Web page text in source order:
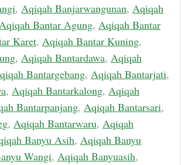
, Aqiqah Banjarwangunan, Aqiqah
Bantar Agung, Aqiqah Bantar
Karet, Aqiqah Bantar Kuning,
, Aqiqah Bantardawa, Aqiqah
Bantargebang, Aqiqah Bantarjati,
, Aqiqah Bantarkalong, Aqiqah
Bantarpanjang, Aqiqah Bantarsari,
, Aqiqah Bantarwaru, Aqiqah
Banyu Asih, Aqiqah Banyu
Wangi, Aqiqah Banyuasih,